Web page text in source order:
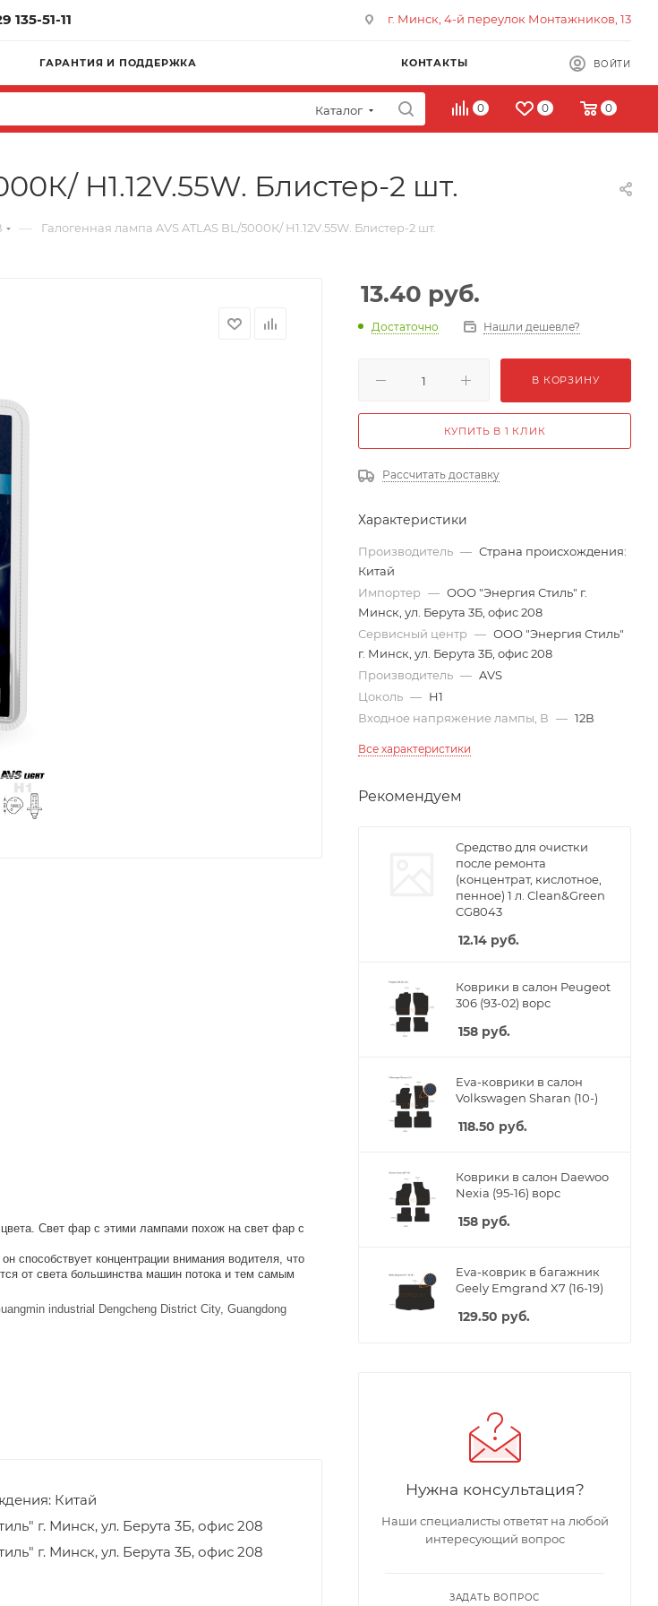
135-51-11 г. Минск, 4-й переулок Монтажников, 13
ГАРАНТИЯ И ПОДДЕРЖКА КОНТАКТЫ ВОЙТИ
Каталог 0 0 0
H1.12V.55W. Блистер-2 шт.
— Галогенная лампа AVS ATLAS BL/5000К/ H1.12V.55W. Блистер-2 шт.
Свет фар с этими лампами похож на свет фар с
способствует концентрации внимания водителя, что
от света большинства машин потока и тем самым
industrial Dengcheng District City, Guangdong
Китай
г. Минск, ул. Берута 3Б, офис 208
г. Минск, ул. Берута 3Б, офис 208
13.40 руб.
Достаточно Нашли дешевле?
В КОРЗИНУ
КУПИТЬ В 1 КЛИК
Рассчитать доставку
Характеристики
Производитель — Страна происхождения:
Китай
Импортер — ООО "Энергия Стиль" г.
Минск, ул. Берута 3Б, офис 208
Сервисный центр — ООО "Энергия Стиль"
г. Минск, ул. Берута 3Б, офис 208
Производитель — AVS
Цоколь — H1
Входное напряжение лампы, В — 12В
Все характеристики
Рекомендуем
Средство для очистки
после ремонта
(концентрат, кислотное,
пенное) 1 л. Clean&Green
CG8043
12.14 руб.
Коврики в салон Peugeot
306 (93-02) ворс
158 руб.
Eva-коврики в салон
Volkswagen Sharan (10-)
118.50 руб.
Коврики в салон Daewoo
Nexia (95-16) ворс
158 руб.
Eva-коврик в багажник
Geely Emgrand X7 (16-19)
129.50 руб.
Нужна консультация?
Наши специалисты ответят на любой
интересующий вопрос
ЗАДАТЬ ВОПРОС